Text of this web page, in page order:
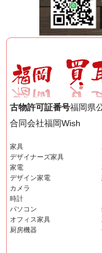
古物許可証番号福岡県
合同会社福岡Wish
家具
デザイナーズ家具
家電
デザイン家電
カメラ
時計
パソコン
オフィス家具
厨房機器